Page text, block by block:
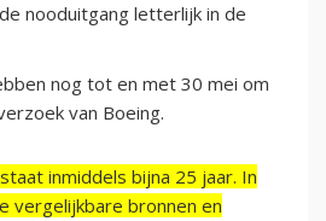
nooduitgang letterlijk in de
nog tot en met 30 mei om
van Boeing.
inmiddels bijna 25 jaar. In
vergelijkbare bronnen en